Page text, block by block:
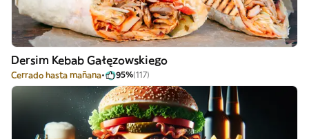
Dersim Kebab Gałęzowskiego
Cerrado hasta mañana 95%(117)